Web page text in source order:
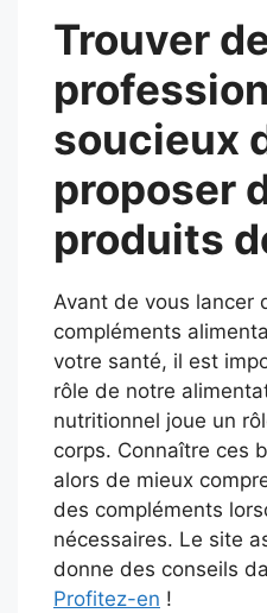
Trouver
soucieux
proposer
produits
Avant de vous lancer
compléments
votre santé, il est
rôle de notre
nutritionnel joue un
corps. Connaître ces
alors de mieux
des compléments
nécessaires. Le site
donne des conseils
Profitez-en !